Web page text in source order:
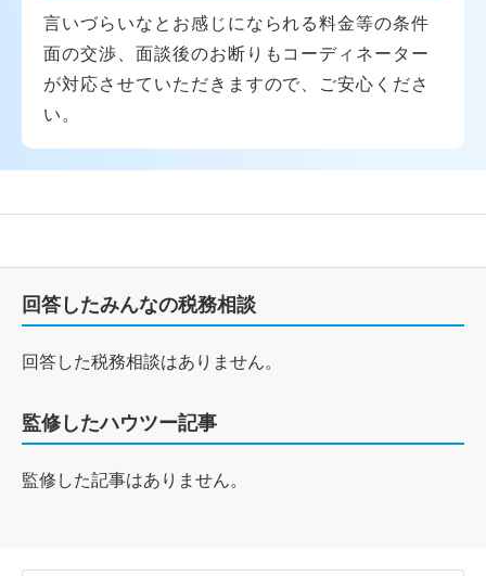
言いづらいなとお感じになられる料金等の条件
面の交渉、面談後のお断りもコーディネーター
が対応させていただきますので、ご安心くださ
い。
回答したみんなの税務相談
回答した税務相談はありません。
監修したハウツー記事
監修した記事はありません。